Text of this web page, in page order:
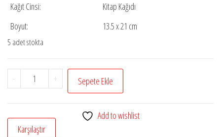
Kağıt Cinsi:
Kitap Kağıdı
Boyut:
13.5 x 21 cm
5 adet stokta
-
Dünden
Bugüne
ve
Dostları
+ Sepete Ekle
Add to wishlist
Karşılaştır